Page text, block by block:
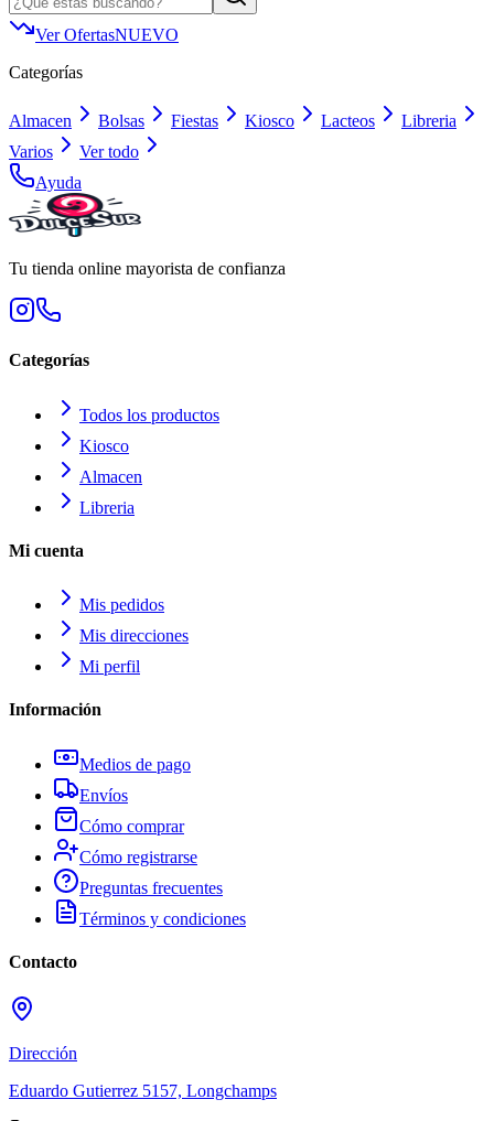
Ver OfertasNUEVO
Categorías
Almacen Bolsas Fiestas Kiosco Lacteos
Libreria
Varios
Ver todo
Ayuda
Tu tienda online mayorista de confianza
Categorías
Todos los productos
Kiosco
Almacen
Libreria
Mi cuenta
Mis pedidos
Mis direcciones
Mi perfil
Información
Medios de pago
Envíos
Cómo comprar
Cómo registrarse
Preguntas frecuentes
Términos y condiciones
Contacto
Dirección
Eduardo Gutierrez 5157, Longchamps